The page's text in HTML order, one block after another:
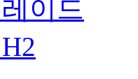
이드